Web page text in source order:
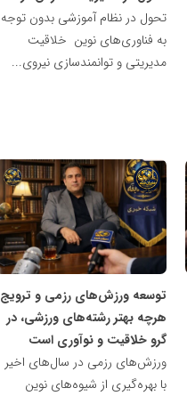
تحول در نظام آموزشی بدون توجه
به فناوری‌های نوین خلاقیت
مدیریتی و توانمندسازی نیروی...
توسعه ورزش‌های رزمی و ترویج
هرچه بهتر رشته‌های ورزشی، در
گرو خلاقیت و نوآوری است
ورزش‌های رزمی در سال‌های اخیر
با بهره‌گیری از شیوه‌های نوین
شبکه
خبری
مدیران
نابغه